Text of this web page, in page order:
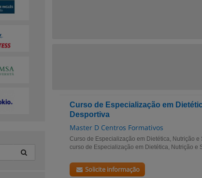
Curso de Especialização em
Desportiva
Master D Centros Formativos
Curso de Especialização em Dietética, Nutrição
curso de Especialização em Dietética, Nutrição e
Solicite informação